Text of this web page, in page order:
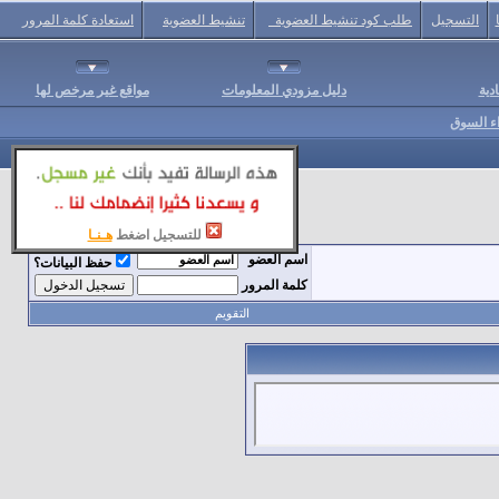
للتسجيل اضغط هـنـا
التسجيل طلب كود تنشيط العضوية تنشيط العضوية استعادة كلمة المرور
دليل مزودي المعلومات مواقع غير مرخص لها
السوق
اسم العضو
حفظ البيانات؟
كلمة المرور
التقويم